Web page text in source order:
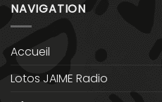
NAVIGATION
Accueil
Lotos JAIME Radio